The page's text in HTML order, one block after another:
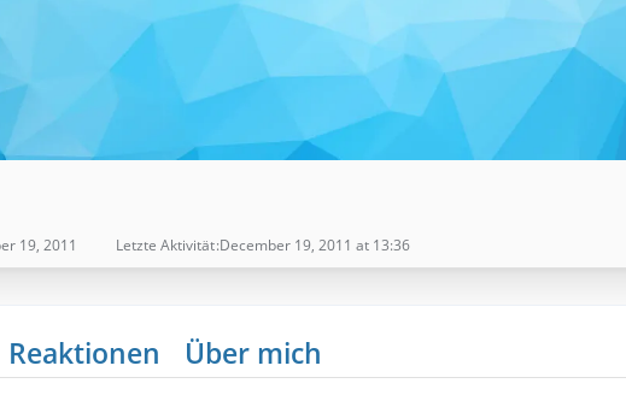
19, 2011 Letzte Aktivität December 19, 2011 at 13:36
Reaktionen Über mich